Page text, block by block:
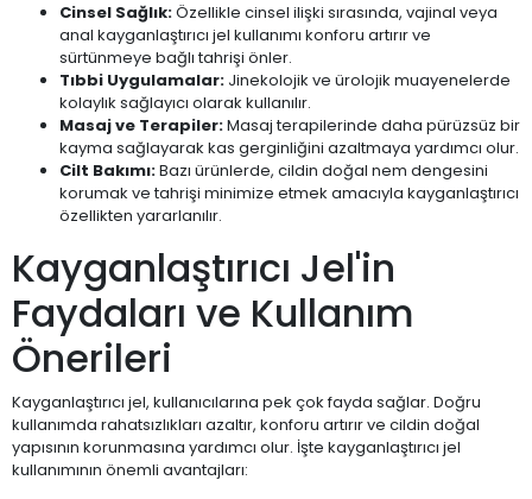
Cinsel Sağlık:Özellikle cinsel ilişki sırasında, vajinal veya
anal kayganlaştırıcı jel kullanımı konforu artırır ve
sürtünmeye bağlı tahrişi önler.
Tıbbi Uygulamalar: Jinekolojik ve ürolojik muayenelerde
kolaylık sağlayıcı olarak kullanılır.
Masaj ve Terapiler:Masaj terapilerinde daha pürüzsüz bir
kayma sağlayarak kas gerginliğini azaltmaya yardımcı olur.
Cilt Bakımı:Bazı ürünlerde, cildin doğal nem dengesini
korumak ve tahrişi minimize etmek amacıyla kayganlaştırıcı
özellikten yararlanılır.
Kayganlaştırıcı Jel'in
Faydaları ve Kullanım
Önerileri
Kayganlaştırıcı jel, kullanıcılarına pek çok fayda sağlar. Doğru
kullanımda rahatsızlıkları azaltır, konforu artırır ve cildin doğal
yapısının korunmasına yardımcı olur. İşte kayganlaştırıcı jel
kullanımının önemli avantajları: